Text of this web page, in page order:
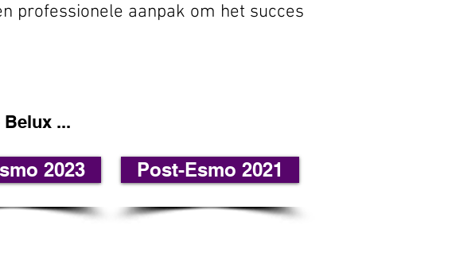
professionele aanpak om het succes
...
2023 Post-Esmo 2021